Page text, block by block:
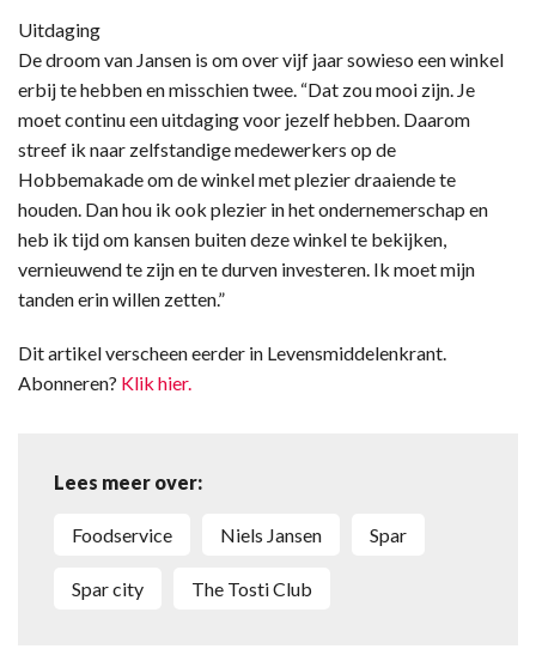
Uitdaging
De droom van Jansen is om over vijf jaar sowieso een winkel
erbij te hebben en misschien twee. “Dat zou mooi zijn. Je
moet continu een uitdaging voor jezelf hebben. Daarom
streef ik naar zelfstandige medewerkers op de
Hobbemakade om de winkel met plezier draaiende te
houden. Dan hou ik ook plezier in het ondernemerschap en
heb ik tijd om kansen buiten deze winkel te bekijken,
vernieuwend te zijn en te durven investeren. Ik moet mijn
tanden erin willen zetten.”
Dit artikel verscheen eerder in Levensmiddelenkrant.
Abonneren? Klik hier.
Lees meer over:
Foodservice Niels Jansen Spar
Spar city The Tosti Club